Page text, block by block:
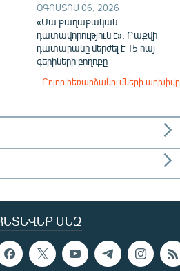
ՕԳՈՍՏՈՍ 06, 2026
«Սա քաղաքական
դատավորություն է». Բաքվի
դատարանը մերժել է 15 հայ
գերիների բողոքը
Բոլոր հեռարձակումների արխիվը
ՄԵԶ